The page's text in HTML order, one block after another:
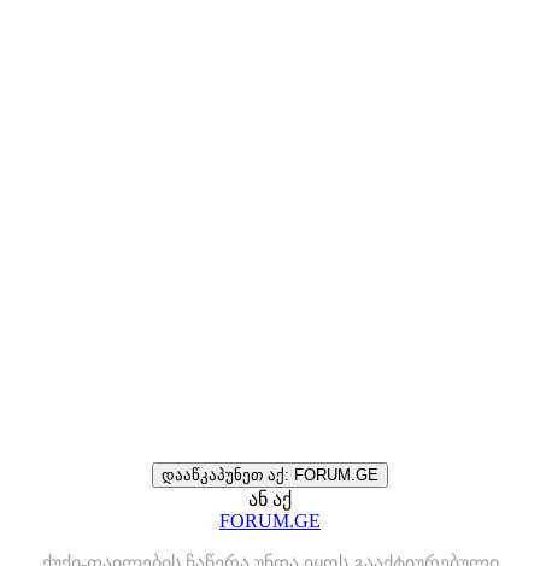
დააწკაპუნეთ აქ: FORUM.GE
ან აქ
FORUM.GE